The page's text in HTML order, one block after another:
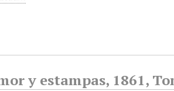
y estampas, 1861,